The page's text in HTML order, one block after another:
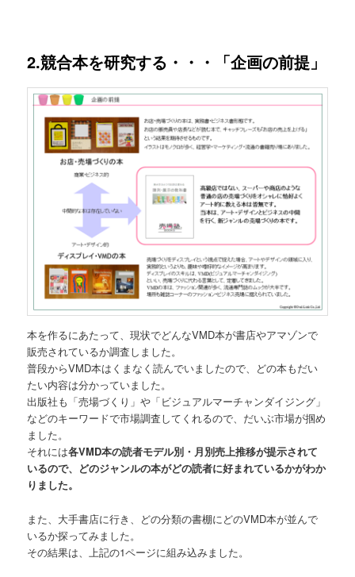
2.競合本を研究する・・・「企画の前提」
本を作るにあたって、現状でどんなVMD本が書店やアマゾンで
販売されているか調査しました。
普段からVMD本はくまなく読んでいましたので、どの本もだい
たい内容は分かっていました。
出版社も「売場づくり」や「ビジュアルマーチャンダイジング」
などのキーワードで市場調査してくれるので、だいぶ市場が掴め
ました。
それには各VMD本の読者モデル別・月別売上推移が提示されて
いるので、どのジャンルの本がどの読者に好まれているかがわか
りました。
また、大手書店に行き、どの分類の書棚にどのVMD本が並んで
いるか探ってみました。
その結果は、上記の1ページに組み込みました。